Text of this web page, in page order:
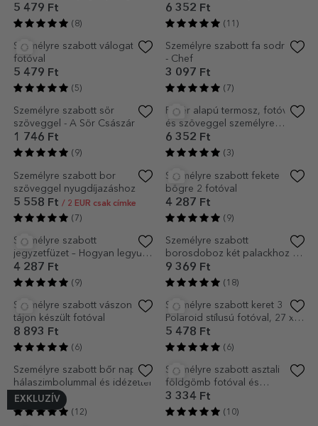
Személyre szabott bor
szöveggel és 2 fotóval -
Évforduló
5 558 Ft
Személyre szabott jelvény
mosolygós arccal
714 Ft
Személyre szabott kitűző a
neveddel - Virágok
714 Ft
(2)
Fehér talppal ellátott,
neveddel személyre szabott
termosz
6 352 Ft
(19)